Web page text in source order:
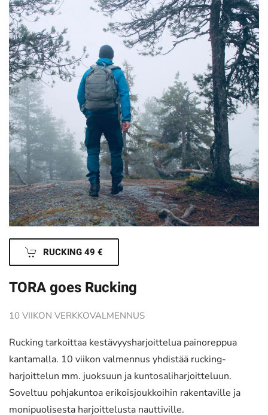
RUCKING 49 €
TORA goes Rucking
10 VIIKON VERKKOVALMENNUS
Rucking tarkoittaa kestävyysharjoittelua painoreppua
kantamalla. 10 viikon valmennus yhdistää rucking-
harjoittelun mm. juoksuun ja kuntosaliharjoitteluun.
Soveltuu pohjakuntoa erikoisjoukkoihin rakentaville ja
monipuolisesta harjoittelusta nauttiville.